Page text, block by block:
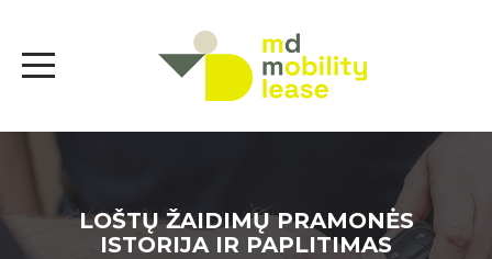
LOŠTŲ ŽAIDIMŲ PRAMONĖS
ISTORIJA IR PAPLITIMAS